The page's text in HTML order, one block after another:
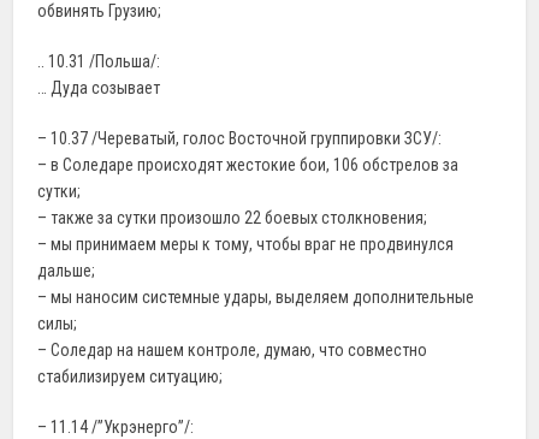
обвинять Грузию;
.. 10.31 /Польша/:
… Дуда созывает
– 10.37 /Череватый, голос Восточной группировки ЗСУ/:
– в Соледаре происходят жестокие бои, 106 обстрелов за
сутки;
– также за сутки произошло 22 боевых столкновения;
– мы принимаем меры к тому, чтобы враг не продвинулся
дальше;
– мы наносим системные удары, выделяем дополнительные
силы;
– Соледар на нашем контроле, думаю, что совместно
стабилизируем ситуацию;
– 11.14 /”Укрэнерго”/: